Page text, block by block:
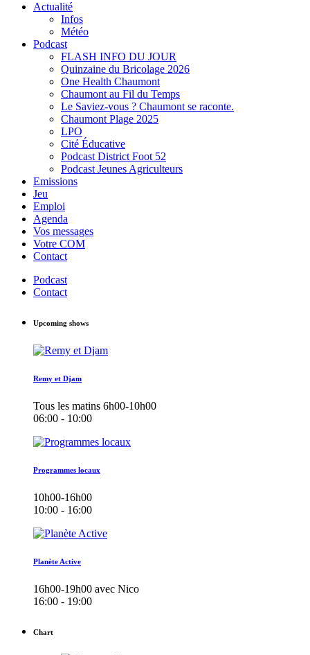
Actualité
Infos
Météo
Podcast
FLASH INFO DU JOUR
Quinzaine du Bricolage 2026
One Health Chaumont
Chaumont au Fil du Temps
Le Saviez-vous ? Chaumont se raconte.
Chaumont Plage 2025
LPO
Cité Éducative
Podcast District Foot 52
Podcast Jeunes Agriculteurs
Emissions
Jeu
Emploi
Agenda
Vos messages
Votre COM
Contact
Podcast
Contact
Upcoming shows
Remy et Djam
Tous les matins 6h00-10h00
06:00 - 10:00
Programmes locaux
10h00-16h00
10:00 - 16:00
Planète Active
16h00-19h00 avec Nico
16:00 - 19:00
Chart